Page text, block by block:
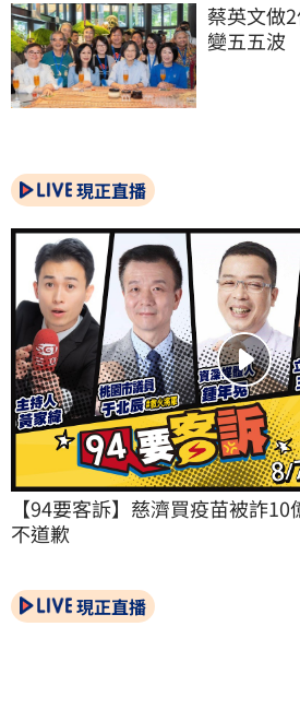
蔡英文做
變五五波
現正直播
【94要客訴】慈濟買疫苗被詐
不道歉
現正直播